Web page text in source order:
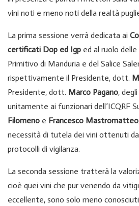
vini noti e meno noti della realtà
La prima sessione verrà dedicata ai
certificati Dop ed Igp ed al ruolo
Primitivo di Manduria e del Salice
rispettivamente il Presidente, dott.
Presidente, dott. Marco Pagano,
unitamente ai funzionari dell’ICQRF
Filomeno e Francesco Mastromatteo
necessità di tutela dei vini ottenuti
protocolli di vigilanza.
La seconda sessione tratterà la
cioè quei vini che pur venendo da
eccellente, sono solo meno